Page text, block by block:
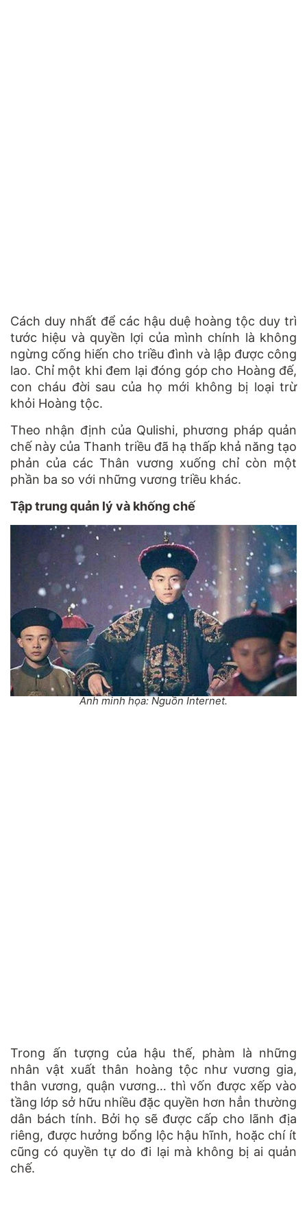
Cách duy nhất để các hậu duệ hoàng tộc duy trì
tước hiệu và quyền lợi của mình chính là không
ngừng cống hiến cho triều đình và lập được công
lao. Chỉ một khi đem lại đóng góp cho Hoàng đế,
con cháu đời sau của họ mới không bị loại trừ
khỏi Hoàng tộc.
Theo nhận định của Qulishi, phương pháp quản
chế này của Thanh triều đã hạ thấp khả năng tạo
phản của các Thân vương xuống chỉ còn một
phần ba so với những vương triều khác.
Tập trung quản lý và khống chế
Ảnh minh họa: Nguồn Internet.
Trong ấn tượng của hậu thế, phàm là những
nhân vật xuất thân hoàng tộc như vương gia,
thân vương, quận vương… thì vốn được xếp vào
tầng lớp sở hữu nhiều đặc quyền hơn hẳn thường
dân bách tính. Bởi họ sẽ được cấp cho lãnh địa
riêng, được hưởng bổng lộc hậu hĩnh, hoặc chí ít
cũng có quyền tự do đi lại mà không bị ai quản
chế.